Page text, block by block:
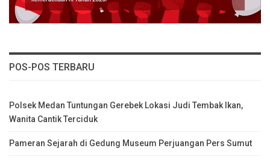
POS-POS TERBARU
Polsek Medan Tuntungan Gerebek Lokasi Judi Tembak Ikan,
Wanita Cantik Terciduk
Pameran Sejarah di Gedung Museum Perjuangan Pers Sumut